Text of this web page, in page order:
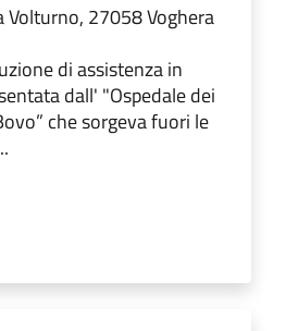
Volturno, 27058 Voghera
di assistenza in
dall' "Ospedale dei
che sorgeva fuori le